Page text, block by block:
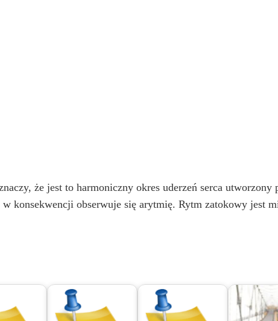
że jest to harmoniczny okres uderzeń serca
konsekwencji obserwuje się arytmię. Rytm zatokowy jest